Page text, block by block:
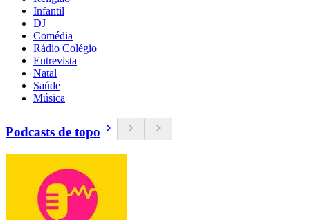
Infantil
DJ
Comédia
Rádio Colégio
Entrevista
Natal
Saúde
Música
Podcasts de topo